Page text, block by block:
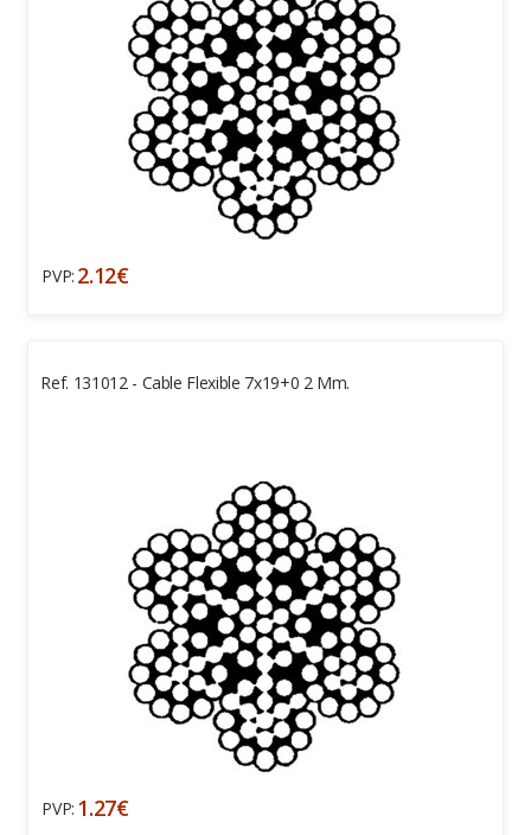
PVP: 2.12€
Ref. 131012 - Cable Flexible 7x19+0 2 Mm.
PVP: 1.27€